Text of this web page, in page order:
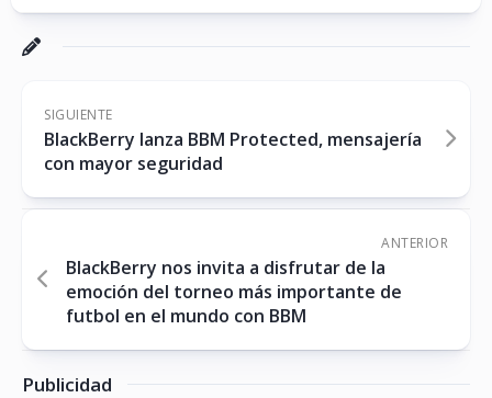
SIGUIENTE
BlackBerry lanza BBM Protected, mensajería
con mayor seguridad
ANTERIOR
BlackBerry nos invita a disfrutar de la
emoción del torneo más importante de
futbol en el mundo con BBM
Publicidad